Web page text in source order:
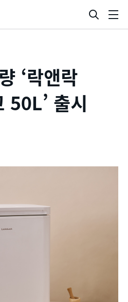
검
색
‘락앤락
50L’ 출시